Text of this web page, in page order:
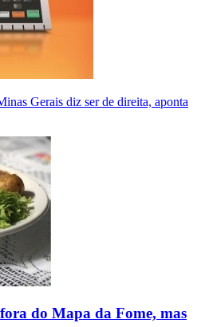
Gerais diz ser de direita, aponta
do Mapa da Fome, mas